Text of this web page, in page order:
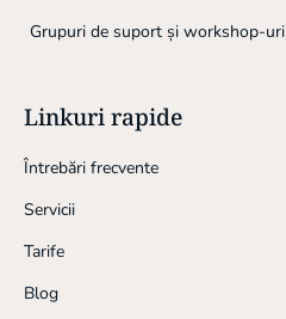
Grupuri de suport și workshop-uri
Linkuri rapide
Întrebări frecvente
Servicii
Tarife
Blog